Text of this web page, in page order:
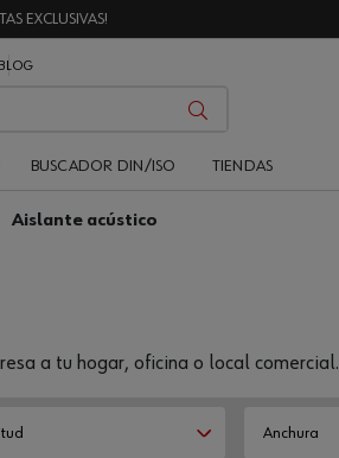
EXCLUSIVAS!
BLOG
BUSCADOR DIN/ISO TIENDAS
Aislante acústico
a tu hogar, oficina o local comercial.
Anchura